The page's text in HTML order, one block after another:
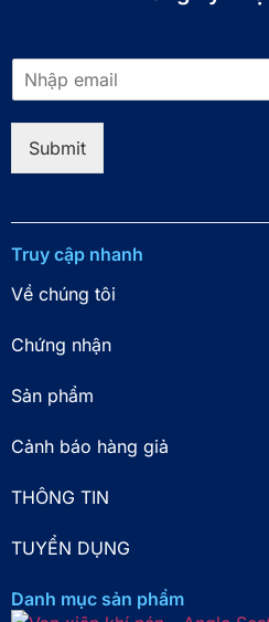
m
*
Submit
Truy cập nhanh
Về chúng tôi
Chứng nhận
Sản phẩm
Cảnh báo hàng giả
THÔNG TIN
TUYỂN DỤNG
Danh mục sản phẩm